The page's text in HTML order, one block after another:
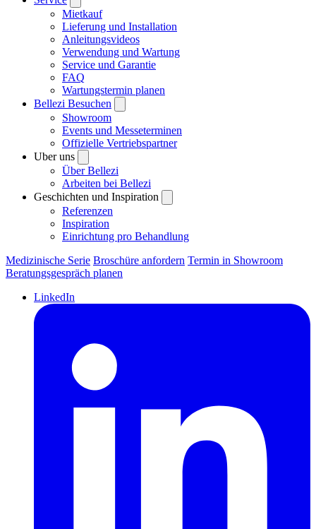
Mietkauf
Lieferung und Installation
Anleitungsvideos
Verwendung und Wartung
Service und Garantie
FAQ
Wartungstermin planen
Bellezi Besuchen
Showroom
Events und Messeterminen
Offizielle Vertriebspartner
Uber uns
Über Bellezi
Arbeiten bei Bellezi
Geschichten und Inspiration
Referenzen
Inspiration
Einrichtung pro Behandlung
Medizinische Serie Broschüre anfordern Termin in Showroom
Beratungsgespräch planen
LinkedIn